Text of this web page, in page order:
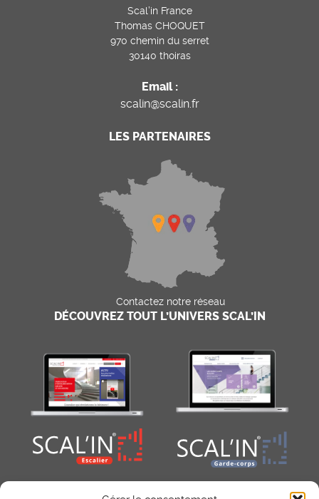
Scal’in France
Thomas CHOQUET
970 chemin du serret
30140 thoiras
Email :
scalin@scalin.fr
LES PARTENAIRES
Contactez notre réseau
DÉCOUVREZ TOUT L’UNIVERS SCAL’IN